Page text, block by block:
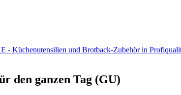
den ganzen Tag (GU)